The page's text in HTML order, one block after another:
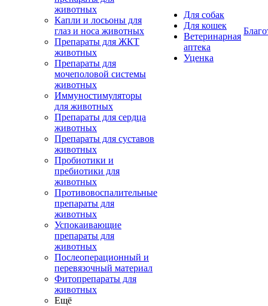
животных
Капли и лосьоны для
глаз и носа животных
Препараты для ЖКТ
животных
Препараты для
мочеполовой системы
животных
Иммуностимуляторы
для животных
Препараты для сердца
животных
Препараты для суставов
животных
Пробиотики и
пребиотики для
животных
Противовоспалительные
препараты для
животных
Успокаивающие
препараты для
животных
Послеоперационный и
перевязочный материал
Фитопрепараты для
животных
Ещё
Для собак
Для кошек
Ветеринарная
аптека
Уценка